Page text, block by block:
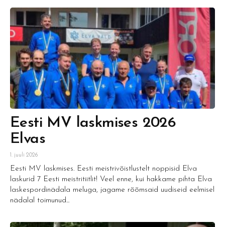
Eesti MV laskmises 2026
Elvas
1. juuli 2026
Eesti MV laskmises. Eesti meistrivõistlustelt noppisid Elva
laskurid 7 Eesti meistritiitlit! Veel enne, kui hakkame pihta Elva
laskespordinädala meluga, jagame rõõmsaid uudiseid eelmisel
nädalal toimunud...